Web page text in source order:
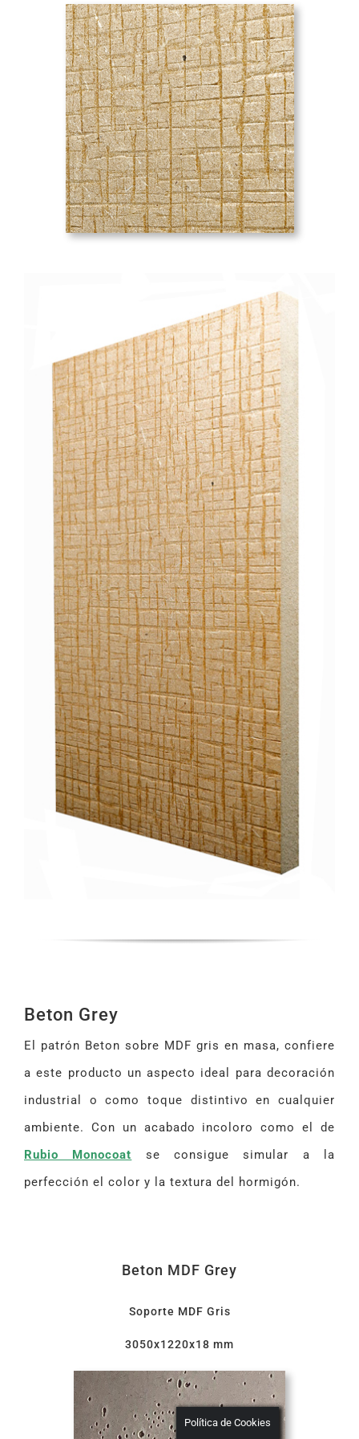
Beton Grey
El patrón Beton sobre MDF gris en masa, confiere
a este producto un aspecto ideal para decoración
industrial o como toque distintivo en cualquier
ambiente. Con un acabado incoloro como el de
Rubio Monocoat se consigue simular a la
perfección el color y la textura del hormigón.
Beton MDF Grey
Soporte MDF Gris
3050x1220x18 mm
Política de Cookies